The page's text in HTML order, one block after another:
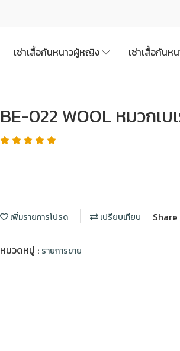
เช่าเสื้อกันหนาวผู้หญิง เช่าเสื้อกันห
BE-022 WOOL หมวกเบ
เพิ่มรายการโปรด เปรียบเทียบ Share
หมวดหมู่ : รายการขาย